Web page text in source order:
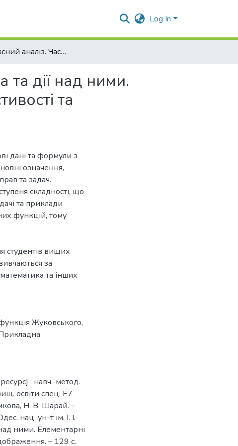
Log In
Комплексний аналіз. Частина 1. Комплексні числа та дії над ними. Елементарні функції комплексної змінної, їх властивості та відображення
та дії над ними.
та
дані та формули з
означення,
та задач.
складності, що
та приклади
функцій, тому
студентів вищих
за
та інших
Жуковського,
: навч.-метод.
освіти спец. Е7
Н. В. Шарай. –
нац. ун-т ім. І. І.
ними. Елементарні
– 129 с.